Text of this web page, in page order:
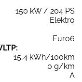
150 kW / 204 PS
Elektro
Euro6
15,4 kWh/100km
0 g/km
A